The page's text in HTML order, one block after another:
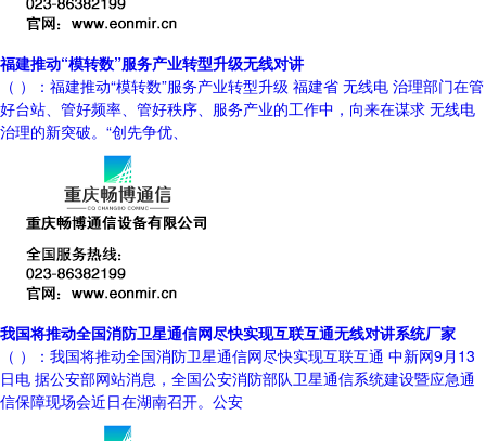
福建推动“模转数”服务产业转型升级无线对讲
（ ）：福建推动“模转数”服务产业转型升级 福建省 无线电 治理部门在管
好台站、管好频率、管好秩序、服务产业的工作中，向来在谋求 无线电
治理的新突破。“创先争优、
我国将推动全国消防卫星通信网尽快实现互联互通无线对讲系统厂家
（ ）：我国将推动全国消防卫星通信网尽快实现互联互通 中新网9月13
日电 据公安部网站消息，全国公安消防部队卫星通信系统建设暨应急通
信保障现场会近日在湖南召开。公安